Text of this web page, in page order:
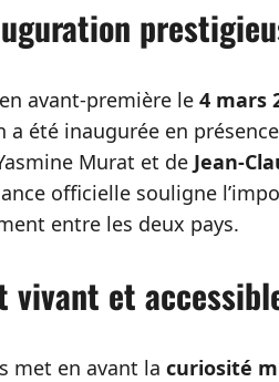
avant‑première le 4 mars
a été inaugurée en
Murat et de
officielle souligne
entre les deux pays.
vivant et
met en avant la curiosité